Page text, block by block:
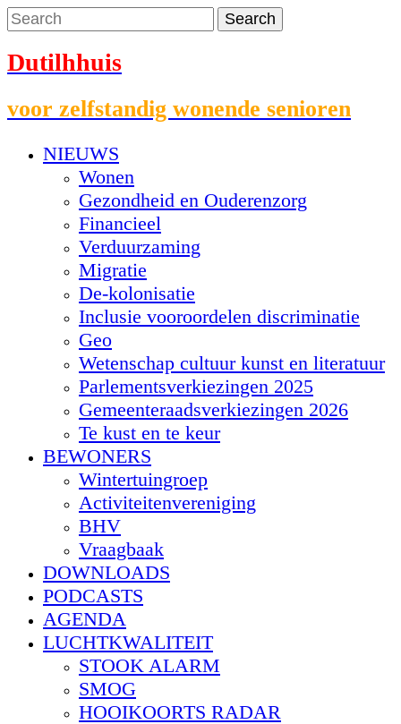
Dutilhhuis
voor zelfstandig wonende senioren
NIEUWS
Wonen
Gezondheid en Ouderenzorg
Financieel
Verduurzaming
Migratie
De-kolonisatie
Inclusie vooroordelen discriminatie
Geo
Wetenschap cultuur kunst en literatuur
Parlementsverkiezingen 2025
Gemeenteraadsverkiezingen 2026
Te kust en te keur
BEWONERS
Wintertuingroep
Activiteitenvereniging
BHV
Vraagbaak
DOWNLOADS
PODCASTS
AGENDA
LUCHTKWALITEIT
STOOK ALARM
SMOG
HOOIKOORTS RADAR